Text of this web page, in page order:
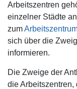
Arbeitszentren
einzelner Städte
zum
sich über die
informieren.
Die Zweige der
die